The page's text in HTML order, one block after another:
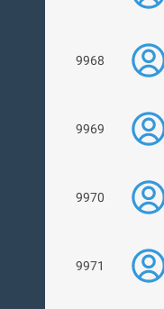
9968
9969
9970
9971